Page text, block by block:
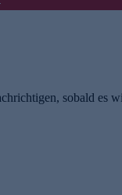
sobald es